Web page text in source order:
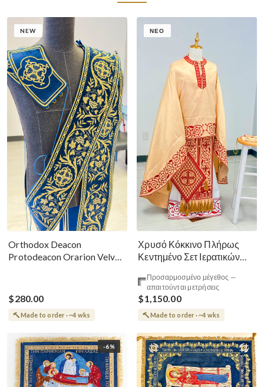
NEW
Orthodox Deacon
Protodeacon Orarion Velvet
$280.00
Made to order · ~4 wks
ΝΈΟ
Χρυσό Κόκκινο Πλήρως
Κεντημένο Σετ Ιερατικών
Προσαρμοσμένο μέγεθος —
απαιτούνται μετρήσεις
$1,150.00
Made to order · ~4 wks
-6%